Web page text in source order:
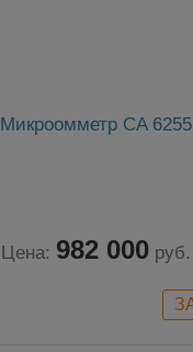
Микроомметр CA 6255
Цена: 982 000 руб.